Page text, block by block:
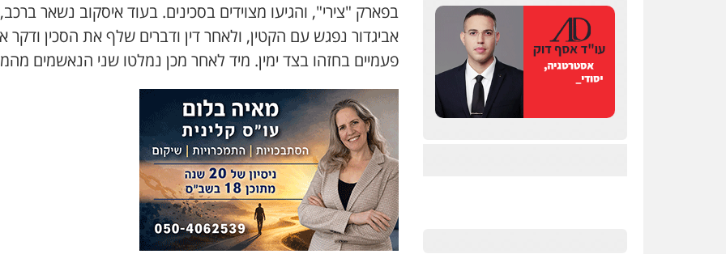
בפארק "צירי", והגיעו מצוידים בסכינים. בעוד איסקוב נשאר ברכב,
אביגדור נפגש עם הקטין, ולאחר דין ודברים שלף את הסכין ודקר
פעמיים בחזהו בצד ימין. מיד לאחר מכן נמלטו שני הנאשמים